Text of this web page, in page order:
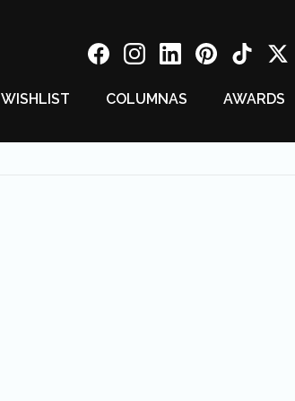
WISHLIST COLUMNAS AWARDS